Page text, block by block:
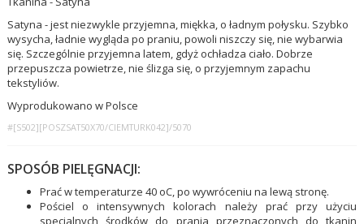
Satyna - jest niezwykle przyjemna, miękka, o ładnym połysku. Szybko
wysycha, ładnie wygląda po praniu, powoli niszczy się, nie wybarwia
się. Szczególnie przyjemna latem, gdyż ochładza ciało. Dobrze
przepuszcza powietrze, nie ślizga się, o przyjemnym zapachu
tekstyliów.
Wyprodukowano w Polsce
#[S502][POSZSAT50X70/CIEMTURK042]/5070
SPOSÓB PIELĘGNACJI:
Prać w temperaturze 40 oC, po wywróceniu na lewą stronę.
Pościel o intensywnych kolorach należy prać przy użyciu
specjalnych środków do prania przeznaczonych do tkanin